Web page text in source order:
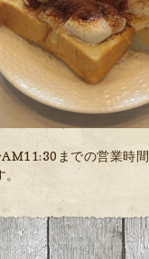
までの営業時